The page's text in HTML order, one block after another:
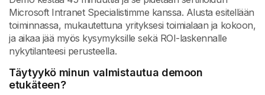
Microsoft Intranet Specialistimme kanssa. Alusta esitellään
toiminnassa, mukautettuna yrityksesi toimialaan ja kokoon,
ja aikaa jää myös kysymyksille sekä ROI-laskennalle
nykytilanteesi perusteella.
Täytyykö minun valmistautua demoon
etukäteen?